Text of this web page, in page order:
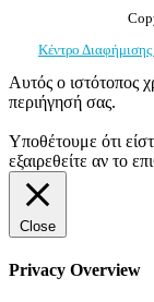
Κέντρο Διαφήμισης
Αυτός ο ιστότοπος
περιήγησή σας.
Υποθέτουμε ότι
εξαιρεθείτε αν το
Close
Privacy Overview